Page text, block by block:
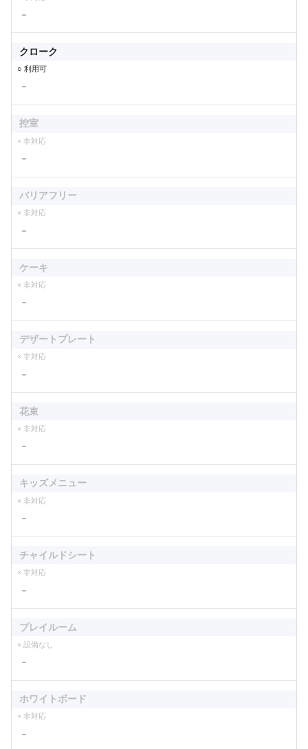
－
クローク
○ 利用可
－
控室
× 非対応
－
バリアフリー
× 非対応
－
ケーキ
× 非対応
－
デザートプレート
× 非対応
－
花束
× 非対応
－
キッズメニュー
× 非対応
－
チャイルドシート
× 非対応
－
プレイルーム
× 設備なし
－
ホワイトボード
× 非対応
－